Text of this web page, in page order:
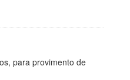
para provimento de